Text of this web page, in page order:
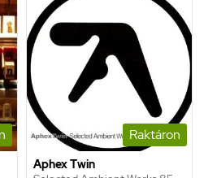
Raktáron
Aphex Twin